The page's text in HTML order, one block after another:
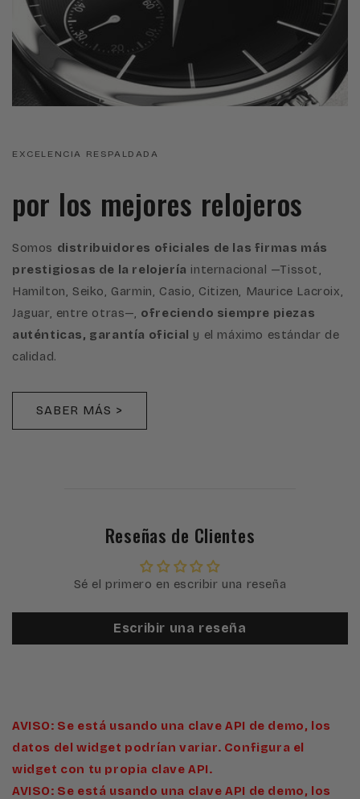
EXCELENCIA RESPALDADA
por los mejores relojeros
Somos distribuidores oficiales de las firmas más
prestigiosas de la relojería internacional —Tissot,
Hamilton, Seiko, Garmin, Casio, Citizen, Maurice Lacroix,
Jaguar, entre otras—, ofreciendo siempre piezas
auténticas, garantía oficial y el máximo estándar de
calidad.
SABER MÁS >
Reseñas de Clientes
Sé el primero en escribir una reseña
Escribir una reseña
AVISO: Se está usando una clave API de demo, los
datos del widget podrían variar. Configura el
widget con tu propia clave API.
AVISO: Se está usando una clave API de demo, los